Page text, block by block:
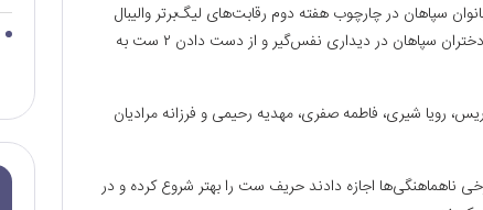
سپاهان در چارچوب هفته دوم رقابت‌های لیگ‌برتر والیبال
بانوان باشگاه‌های کشور در اصفهان میزبان مهرسان تهران بود که دختران سپاهان در دیداری نفس‌گیر و از دست دادن ۲ ست به
رویا شیری، فاطمه صفری، مهدیه رحیمی و فرزانه مرادیان
برخی ناهماهنگی‌ها اجازه دادند حریف ست را بهتر شروع کرده و در